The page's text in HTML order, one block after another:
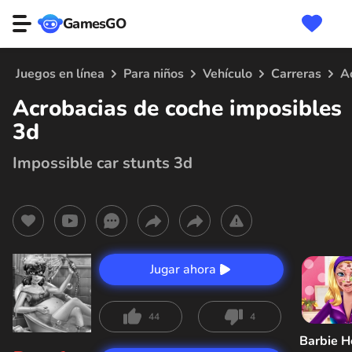
GamesGO
Juegos en línea Para niños Vehículo Carreras
Acrobacias de coche imposibles
3d
Impossible car stunts 3d
Jugar ahora
44 4
Barbie